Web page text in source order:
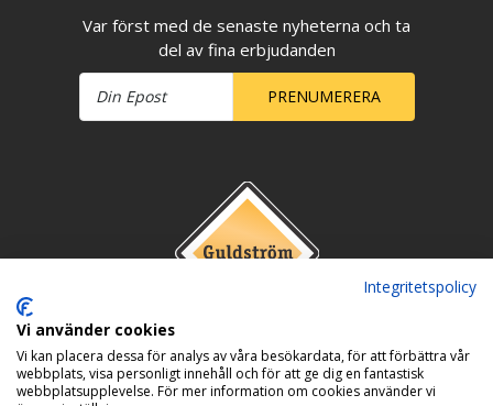
Var först med de senaste nyheterna och ta
del av fina erbjudanden
PRENUMERERA
Integritetspolicy
Vi använder cookies
Vi kan placera dessa för analys av våra besökardata, för att förbättra vår
webbplats, visa personligt innehåll och för att ge dig en fantastisk
webbplatsupplevelse. För mer information om cookies använder vi